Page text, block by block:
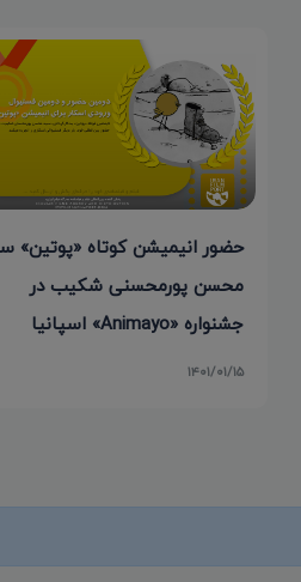
حضور انیمیشن کوتاه «پوتین»
محسن پورمحسنی شکیب در
جشنواره «Animayo» اسپانیا
۱۴۰۱/۰۱/۱۵